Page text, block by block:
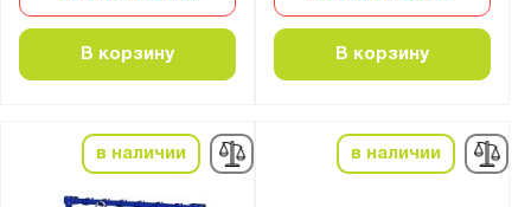
В корзину В корзину
в наличии в наличии
20
24